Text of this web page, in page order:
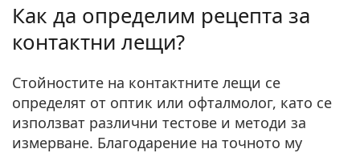
Как да определим рецепта за
контактни лещи?
Стойностите на контактните лещи се
определят от оптик или офталмолог, като се
използват различни тестове и методи за
измерване. Благодарение на точното му